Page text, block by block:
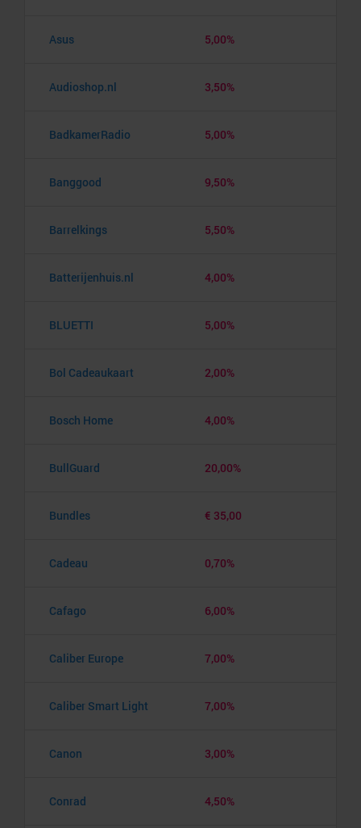
Asus 5,00%
Audioshop.nl 3,50%
BadkamerRadio 5,00%
Banggood 9,50%
Barrelkings 5,50%
Batterijenhuis.nl 4,00%
BLUETTI 5,00%
Bol Cadeaukaart 2,00%
Bosch Home 4,00%
BullGuard 20,00%
Bundles € 35,00
Cadeau 0,70%
Cafago 6,00%
Caliber Europe 7,00%
Caliber Smart Light 7,00%
Canon 3,00%
Conrad 4,50%